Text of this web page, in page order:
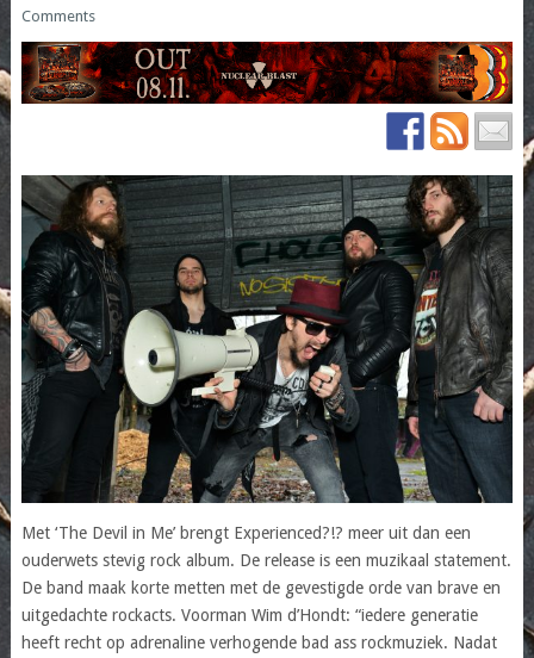
Comments
Met ‘The Devil in Me’ brengt Experienced?!? meer uit dan een
ouderwets stevig rock album. De release is een muzikaal statement.
De band maak korte metten met de gevestigde orde van brave en
uitgedachte rockacts. Voorman Wim d’Hondt: “iedere generatie
heeft recht op adrenaline verhogende bad ass rockmuziek. Nadat